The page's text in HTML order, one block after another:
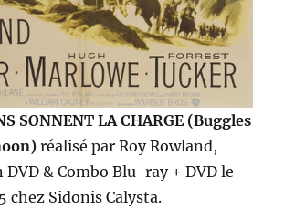
SONNENT LA CHARGE (Buggles
réalisé par Roy Rowland,
& Combo Blu-ray + DVD le
chez Sidonis Calysta.